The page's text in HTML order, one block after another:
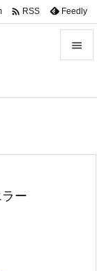

 RSS Feedly
ー